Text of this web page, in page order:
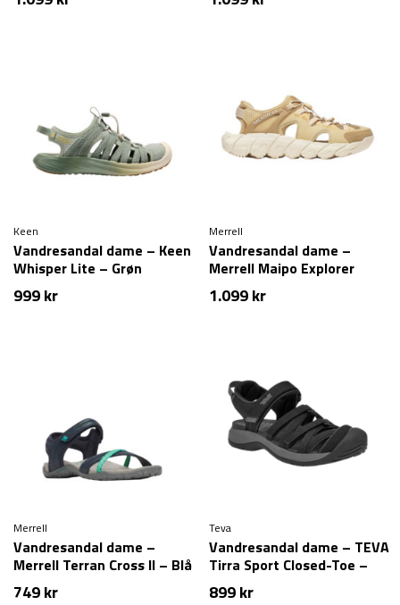
Keen
Vandresandal dame – Keen
Whisper Lite – Grøn
999kr
Merrell
Vandresandal dame –
Merrell Maipo Explorer
Sieve – Beige
1.099kr
Merrell
Vandresandal dame –
Merrell Terran Cross II – Blå
749kr
Teva
Vandresandal dame – TEVA
Tirra Sport Closed-Toe –
Sort
899kr